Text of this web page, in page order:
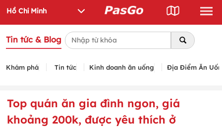
Tin tức & Blog
Khám phá Tin tức Kinh doanh ăn uống Địa Điểm Ăn
Top quán ăn gia đình ngon, giá
khoảng 200k, được yêu thích ở